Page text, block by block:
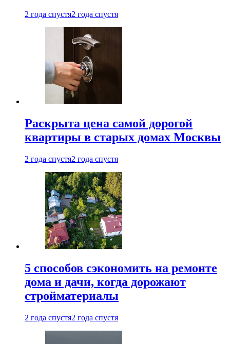
2 года спустя2 года спустя
Раскрыта цена самой дорогой
квартиры в старых домах Москвы
2 года спустя2 года спустя
5 способов сэкономить на ремонте
дома и дачи, когда дорожают
стройматериалы
2 года спустя2 года спустя